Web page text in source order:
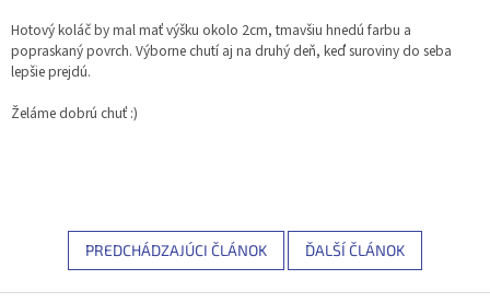
Hotový koláč by mal mať výšku okolo 2cm, tmavšiu hnedú farbu a
popraskaný povrch. Výborne chutí aj na druhý deň, keď suroviny do seba
lepšie prejdú.
Želáme dobrú chuť :)
PREDCHÁDZAJÚCI ČLÁNOK ĎALŠÍ ČLÁNOK